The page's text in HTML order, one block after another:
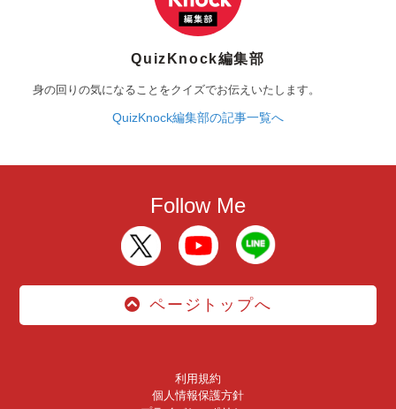
QuizKnock編集部
身の回りの気になることをクイズでお伝えいたします。
QuizKnock編集部の記事一覧へ
Follow Me
ページトップへ
利用規約
個人情報保護方針